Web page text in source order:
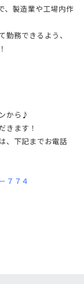
、製造業や工場内作
務できるよう、
から♪
きます！
、下記までお電話
７７４